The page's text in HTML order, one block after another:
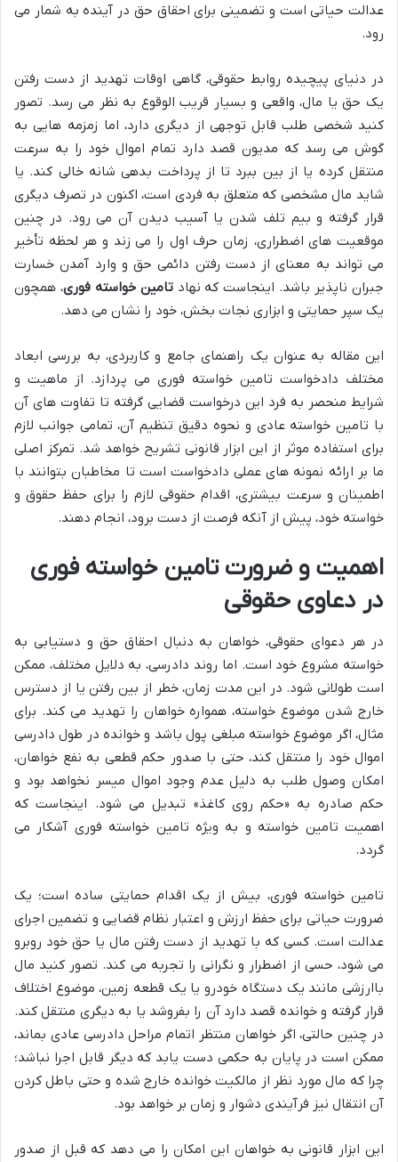
عدالت حیاتی است و تضمینی برای احقاق حق در آینده به شمار می
رود.
در دنیای پیچیده روابط حقوقی، گاهی اوقات تهدید از دست رفتن
یک حق یا مال، واقعی و بسیار قریب الوقوع به نظر می رسد. تصور
کنید شخصی طلب قابل توجهی از دیگری دارد، اما زمزمه هایی به
گوش می رسد که مدیون قصد دارد تمام اموال خود را به سرعت
منتقل کرده یا از بین ببرد تا از پرداخت بدهی شانه خالی کند. یا
شاید مال مشخصی که متعلق به فردی است، اکنون در تصرف دیگری
قرار گرفته و بیم تلف شدن یا آسیب دیدن آن می رود. در چنین
موقعیت های اضطراری، زمان حرف اول را می زند و هر لحظه تأخیر
می تواند به معنای از دست رفتن دائمی حق و وارد آمدن خسارت
جبران ناپذیر باشد. اینجاست که نهادتامین خواسته فوری، همچون
یک سپر حمایتی و ابزاری نجات بخش، خود را نشان می دهد.
این مقاله به عنوان یک راهنمای جامع و کاربردی، به بررسی ابعاد
مختلف دادخواست تامین خواسته فوری می پردازد. از ماهیت و
شرایط منحصر به فرد این درخواست قضایی گرفته تا تفاوت های آن
با تامین خواسته عادی و نحوه دقیق تنظیم آن، تمامی جوانب لازم
برای استفاده موثر از این ابزار قانونی تشریح خواهد شد. تمرکز اصلی
ما بر ارائه نمونه های عملی دادخواست است تا مخاطبان بتوانند با
اطمینان و سرعت بیشتری، اقدام حقوقی لازم را برای حفظ حقوق و
خواسته خود، پیش از آنکه فرصت از دست برود، انجام دهند.
اهمیت و ضرورت تامین خواسته فوری
در دعاوی حقوقی
در هر دعوای حقوقی، خواهان به دنبال احقاق حق و دستیابی به
خواسته مشروع خود است. اما روند دادرسی، به دلایل مختلف، ممکن
است طولانی شود. در این مدت زمان، خطر از بین رفتن یا از دسترس
خارج شدن موضوع خواسته، همواره خواهان را تهدید می کند. برای
مثال، اگر موضوع خواسته مبلغی پول باشد و خوانده در طول دادرسی
اموال خود را منتقل کند، حتی با صدور حکم قطعی به نفع خواهان،
امکان وصول طلب به دلیل عدم وجود اموال میسر نخواهد بود و
حکم صادره به «حکم روی کاغذ» تبدیل می شود. اینجاست که
اهمیت تامین خواسته و به ویژه تامین خواسته فوری آشکار می
گردد.
تامین خواسته فوری، بیش از یک اقدام حمایتی ساده است؛ یک
ضرورت حیاتی برای حفظ ارزش و اعتبار نظام قضایی و تضمین اجرای
عدالت است. کسی که با تهدید از دست رفتن مال یا حق خود روبرو
می شود، حسی از اضطرار و نگرانی را تجربه می کند. تصور کنید مال
باارزشی مانند یک دستگاه خودرو یا یک قطعه زمین، موضوع اختلاف
قرار گرفته و خوانده قصد دارد آن را بفروشد یا به دیگری منتقل کند.
در چنین حالتی، اگر خواهان منتظر اتمام مراحل دادرسی عادی بماند،
ممکن است در پایان به حکمی دست یابد که دیگر قابل اجرا نباشد؛
چرا که مال مورد نظر از مالکیت خوانده خارج شده و حتی باطل کردن
آن انتقال نیز فرآیندی دشوار و زمان بر خواهد بود.
این ابزار قانونی به خواهان این امکان را می دهد که قبل از صدور